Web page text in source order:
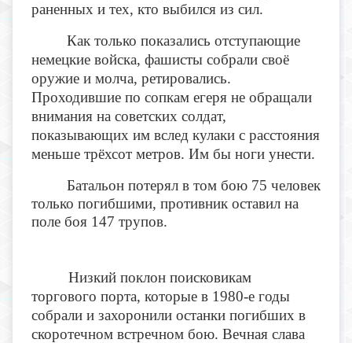
раненных и тех, кто выбился из сил.
Как только показались отступающие
немецкие войска, фашисты собрали своё
оружие и молча, ретировались.
Проходившие по сопкам егеря не обращали
внимания на советских солдат,
показывающих им вслед кулаки с расстояния
меньше трёхсот метров. Им бы ноги унести.
Батальон потерял в том бою 75 человек
только погибшими, противник оставил на
поле боя 147 трупов.
Низкий поклон поисковикам
торгового порта, которые в 1980-е годы
собрали и захоронили останки погибших в
скоротечном встречном бою. Вечная слава